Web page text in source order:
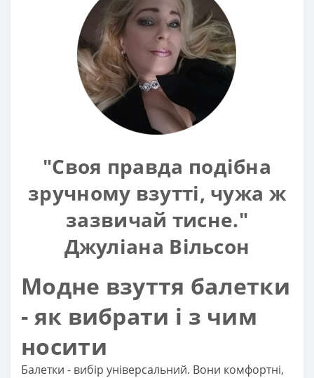
"Своя правда подібна
зручному взутті, чужа ж
зазвичай тисне."
Джуліана Вільсон
Модне взуття балетки
- як вибрати і з чим
носити
Балетки - вибір універсальний. Вони комфортні,